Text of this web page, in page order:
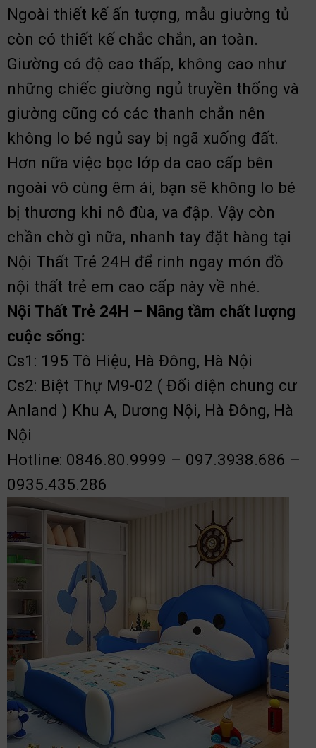
Ngoài thiết kế ấn tượng, mẫu giường tủ
còn có thiết kế chắc chắn, an toàn.
Giường có độ cao thấp, không cao như
những chiếc giường ngủ truyền thống và
giường cũng có các thanh chắn nên
không lo bé ngủ say bị ngã xuống đất.
Hơn nữa việc bọc lớp da cao cấp bên
ngoài vô cùng êm ái, bạn sẽ không lo bé
bị thương khi nô đùa, va đập. Vậy còn
chần chờ gì nữa, nhanh tay đặt hàng tại
Nội Thất Trẻ 24H để rinh ngay món đồ
nội thất trẻ em cao cấp này về nhé.
Nội Thất Trẻ 24H – Nâng tầm chất lượng
cuộc sống:
Cs1: 195 Tô Hiệu, Hà Đông, Hà Nội
Cs2: Biệt Thự M9-02 ( Đối diện chung cư
Anland ) Khu A, Dương Nội, Hà Đông, Hà
Nội
Hotline: 0846.80.9999 – 097.3938.686 –
0935.435.286